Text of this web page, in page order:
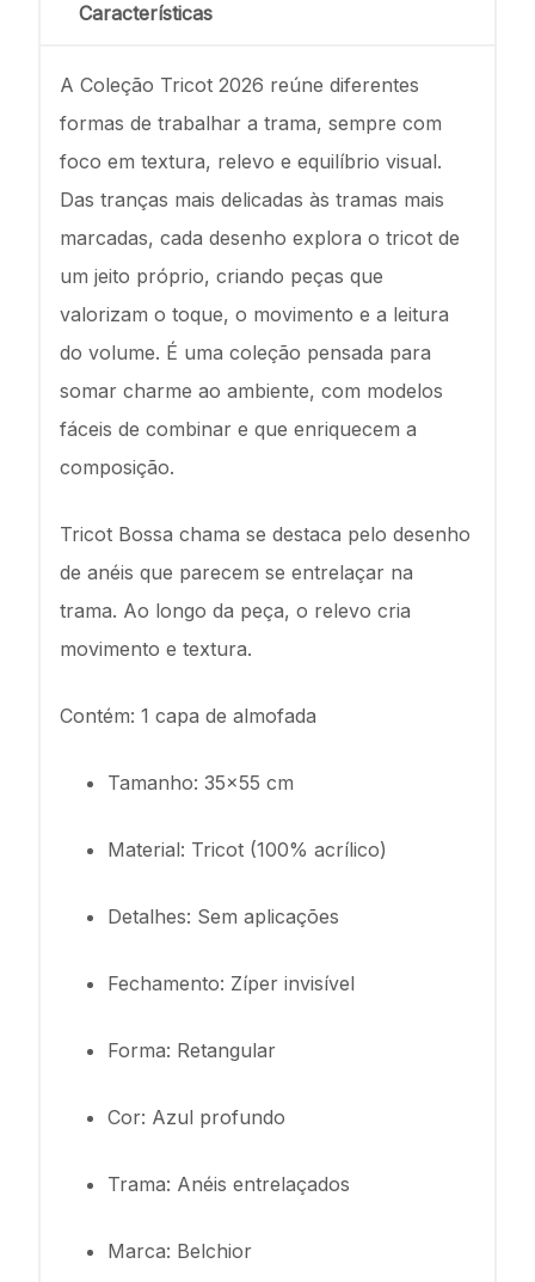
Características
A Coleção Tricot 2026 reúne diferentes
formas de trabalhar a trama, sempre com
foco em textura, relevo e equilíbrio visual.
Das tranças mais delicadas às tramas mais
marcadas, cada desenho explora o tricot de
um jeito próprio, criando peças que
valorizam o toque, o movimento e a leitura
do volume. É uma coleção pensada para
somar charme ao ambiente, com modelos
fáceis de combinar e que enriquecem a
composição.
Tricot Bossa chama se destaca pelo desenho
de anéis que parecem se entrelaçar na
trama. Ao longo da peça, o relevo cria
movimento e textura.
Contém: 1 capa de almofada
Tamanho: 35x55 cm
Material: Tricot (100% acrílico)
Detalhes: Sem aplicações
Fechamento: Zíper invisível
Forma: Retangular
Cor: Azul profundo
Trama: Anéis entrelaçados
Marca: Belchior